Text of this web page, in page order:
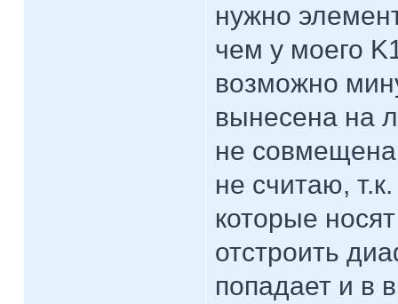
нужно
чем у моего
возможно
вынесена на
не
не считаю,
которые
отстроить
попадает и в